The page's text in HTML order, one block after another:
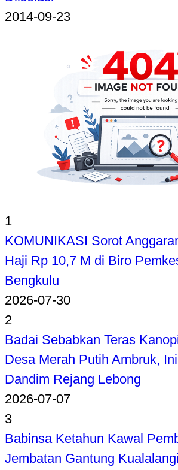
2014-09-23
1
KOMUNIKASI Sorot
Haji Rp 10,7 M di Biro
Bengkulu
2026-07-30
2
Badai Sebabkan Teras
Desa Merah Putih Ambruk,
Dandim Rejang Lebong
2026-07-07
3
Babinsa Ketahun Kawal
Jembatan Gantung